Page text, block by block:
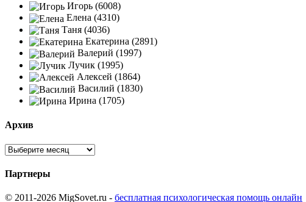
Игорь (6008)
Елена (4310)
Таня (4036)
Екатерина (2891)
Валерий (1997)
Лучик (1995)
Алексей (1864)
Василий (1830)
Ирина (1705)
Архив
Партнеры
© 2011-2026 MigSovet.ru - бесплатная психологическая помощь онлайн